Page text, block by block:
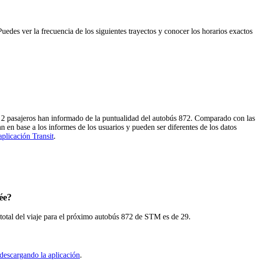
ver la frecuencia de los siguientes trayectos y conocer los horarios exactos
han informado de la puntualidad del autobús 872. Comparado con las
base a los informes de los usuarios y pueden ser diferentes de los datos
Transit.
del viaje para el próximo autobús 872 de STM es de 29.
descargando la aplicación.